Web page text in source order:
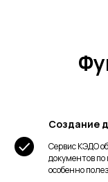
Создание
Сервис КЭДО
документов
особенно